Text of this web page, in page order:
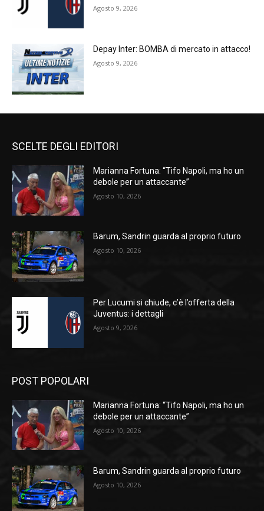
Agosto 9, 2026
Depay Inter: BOMBA di mercato in attacco!
Agosto 9, 2026
SCELTE DEGLI EDITORI
Marianna Fortuna: “Tifo Napoli, ma ho un
debole per un attaccante”
Agosto 10, 2026
Barum, Sandrin guarda al proprio futuro
Agosto 10, 2026
Per Lucumi si chiude, c’è l’offerta della
Juventus: i dettagli
Agosto 9, 2026
POST POPOLARI
Marianna Fortuna: “Tifo Napoli, ma ho un
debole per un attaccante”
Agosto 10, 2026
Barum, Sandrin guarda al proprio futuro
Agosto 10, 2026